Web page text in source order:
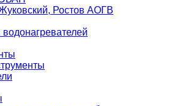
Ростов АОГВ